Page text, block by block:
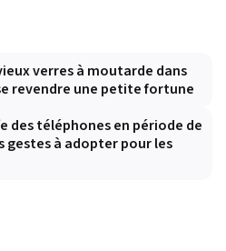
verres à moutarde dans
revendre une petite fortune
des téléphones en période de
à adopter pour les